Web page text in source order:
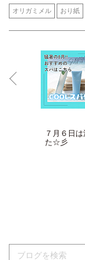
オリガミメル おり紙
７月６日
た☆彡